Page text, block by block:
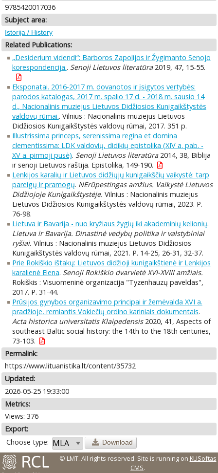
9785420017036
Subject area:
Istorija / History
Related Publications:
„Desiderium videndi“: Barboros Zapolijos ir Žygimanto Senojo
korespondencija.. Senoji Lietuvos literatūra2019, 47, 15-55.
Eksponatai. 2016-2017 m. dovanotos ir įsigytos vertybės:
parodos katalogas, 2017 m. spalio 17 d. - 2018 m. sausio 14
d., Nacionalinis muziejus Lietuvos Didžiosios Kunigaikštystės
valdovų rūmai.. Vilnius : Nacionalinis muziejus Lietuvos
Didžiosios Kunigaikštystės valdovų rūmai, 2017. 351 p.
Illustrissima princeps, serenissima regina et domina
clementissima: LDK valdovių, didikių epistolika (XIV a. pab. -
XV a. pirmoji pusė). Senoji Lietuvos literatūra2014, 38, Biblija
ir senoji Lietuvos raštija. Epistolika, 149-190.
Lenkijos karalių ir Lietuvos didžiųjų kunigaikščių vaikystė: tarp
pareigų ir pramogų. NErūpestingas amžius. Vaikystė Lietuvos
Didžiojoje Kunigaikštystėje. Vilnius : Nacionalinis muziejus
Lietuvos Didžiosios Kunigaikštystės valdovų rūmai, 2023. P.
76-98.
Lietuva ir Bavarija - nuo kryžiaus žygių iki akademinių kelionių.
Lietuva ir Bavarija. Dinastinė vedybų politika ir valstybiniai
ryšiai. Vilnius : Nacionalinis muziejus Lietuvos Didžiosios
Kunigaikštystės valdovų rūmai, 2021. P. 14-25, 26-31, 32-37.
Prie Rokiškio ištakų: Lietuvos didžioji kunigaikštienė ir Lenkijos
karalienė Elena. Senoji Rokiškio dvarvietė XVI-XVIII amžiais.
Rokiškis : Visuomeninė organizacija "Tyzenhauzų paveldas",
2017. P. 31-44.
Prūsijos gynybos organizavimo principai ir žemėvalda XVI a.
pradžioje, remiantis Vokiečių ordino kariniais dokumentais.
Acta historica universitatis Klaipedensis2020, 41, Aspects of
southeast Baltic social history: the 14th to the 18th centuries,
73-103.
Permalink:
https://www.lituanistika.lt/content/35732
Updated:
2026-05-25 19:33:00
Metrics:
Views: 376
Export:
Choose type:
Download
© LMT. All rights reserved. Site is running on KUSoftas
CMS.